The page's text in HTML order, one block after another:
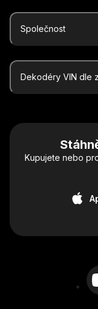
Společnost
Dekodéry VIN dle
Kupujete nebo